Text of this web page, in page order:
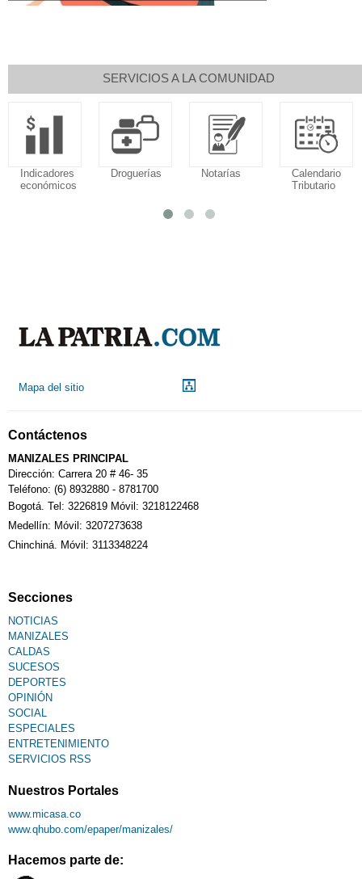
SERVICIOS A LA COMUNIDAD
Indicadores
económicos
Droguerías Notarías
Calendario
Tributario
Mapa del sitio
Contáctenos
MANIZALES PRINCIPAL
Dirección: Carrera 20 # 46- 35
Teléfono: (6) 8932880 - 8781700
Bogotá. Tel: 3226819 Móvil: 3218122468
Medellín: Móvil: 3207273638
Chinchiná. Móvil: 3113348224
Secciones
NOTICIAS
MANIZALES
CALDAS
SUCESOS
DEPORTES
OPINIÓN
SOCIAL
ESPECIALES
ENTRETENIMIENTO
SERVICIOS RSS
Nuestros Portales
www.micasa.co
www.qhubo.com/epaper/manizales/
Hacemos parte de: